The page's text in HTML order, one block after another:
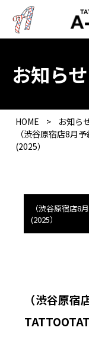
お知らせ
HOME > お知ら
（渋谷原宿店8月
(2025）
（渋谷原宿店8
(2025）
（渋谷原